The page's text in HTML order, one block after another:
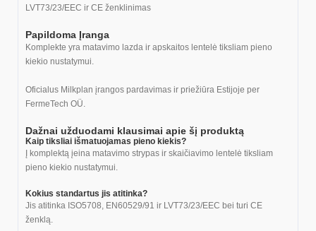
LVT73/23/EEC ir CE ženklinimas
Papildoma Įranga
Komplekte yra matavimo lazda ir apskaitos lentelė tiksliam pieno
kiekio nustatymui.
Oficialus Milkplan įrangos pardavimas ir priežiūra Estijoje per
FermeTech OÜ.
Dažnai užduodami klausimai apie šį produktą
Kaip tiksliai išmatuojamas pieno kiekis?
Į komplektą įeina matavimo strypas ir skaičiavimo lentelė tiksliam
pieno kiekio nustatymui.
Kokius standartus jis atitinka?
Jis atitinka ISO5708, EN60529/91 ir LVT73/23/EEC bei turi CE
ženklą.